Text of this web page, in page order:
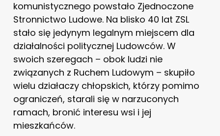
komunistycznego powstało Zjednoczone
Stronnictwo Ludowe. Na blisko 40 lat ZSL
stało się jedynym legalnym miejscem dla
działalności politycznej Ludowców. W
swoich szeregach – obok ludzi nie
związanych z Ruchem Ludowym – skupiło
wielu działaczy chłopskich, którzy pomimo
ograniczeń, starali się w narzuconych
ramach, bronić interesu wsi i jej
mieszkańców.